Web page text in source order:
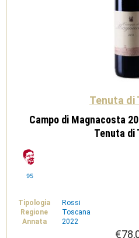
Tenuta di
Campo di Magnacosta
Tenuta di
95
Tipologia
Rossi
Regione
Toscana
Annata
2022
€